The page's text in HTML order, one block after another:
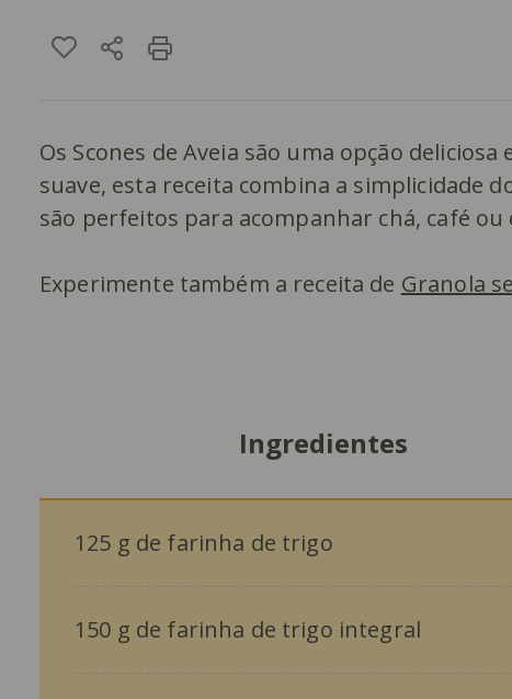
Os Scones de Aveia são uma opção
suave, esta receita combina a simplicidade
são perfeitos para acompanhar chá, café
Experimente também a receita de Granola
Ingredientes
125 g de farinha de trigo
150 g de farinha de trigo integral